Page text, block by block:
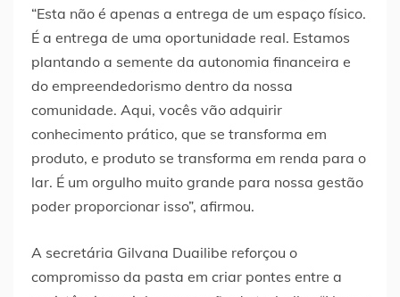
“Esta não é apenas a entrega de um espaço físico.
É a entrega de uma oportunidade real. Estamos
plantando a semente da autonomia financeira e
do empreendedorismo dentro da nossa
comunidade. Aqui, vocês vão adquirir
conhecimento prático, que se transforma em
produto, e produto se transforma em renda para o
lar. É um orgulho muito grande para nossa gestão
poder proporcionar isso”, afirmou.
A secretária Gilvana Duailibe reforçou o
compromisso da pasta em criar pontes entre a